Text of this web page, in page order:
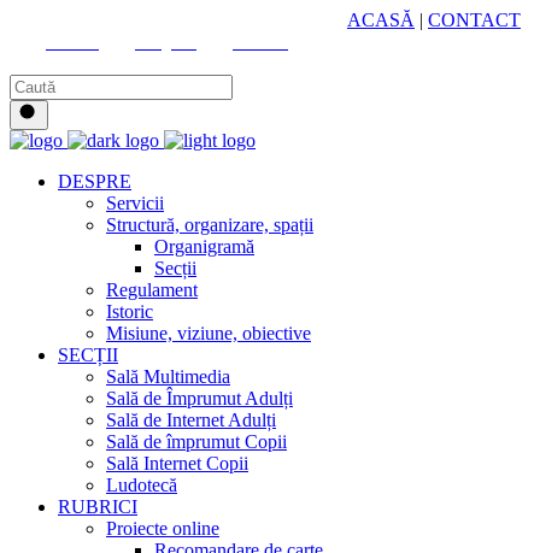
ACASĂ | CONTACT
DESPRE
Servicii
Structură, organizare, spații
Organigramă
Secții
Regulament
Istoric
Misiune, viziune, obiective
SECȚII
Sală Multimedia
Sală de Împrumut Adulți
Sală de Internet Adulți
Sală de împrumut Copii
Sală Internet Copii
Ludotecă
RUBRICI
Proiecte online